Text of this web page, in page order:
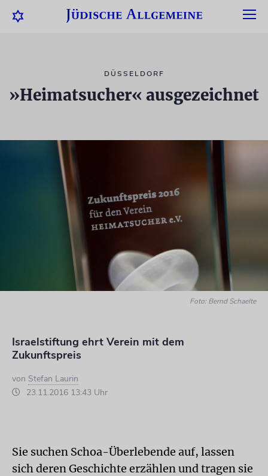
DÜSSELDORF
»Heimatsucher« ausgezeichnet
Foto: Bernd Schaelte
Israelstiftung ehrt Verein mit dem
Zukunftspreis
von Stefan Laurin
23.11.2016 13:43 Uhr
Sie suchen Schoa-Überlebende auf, lassen
sich deren Geschichte erzählen und tragen sie